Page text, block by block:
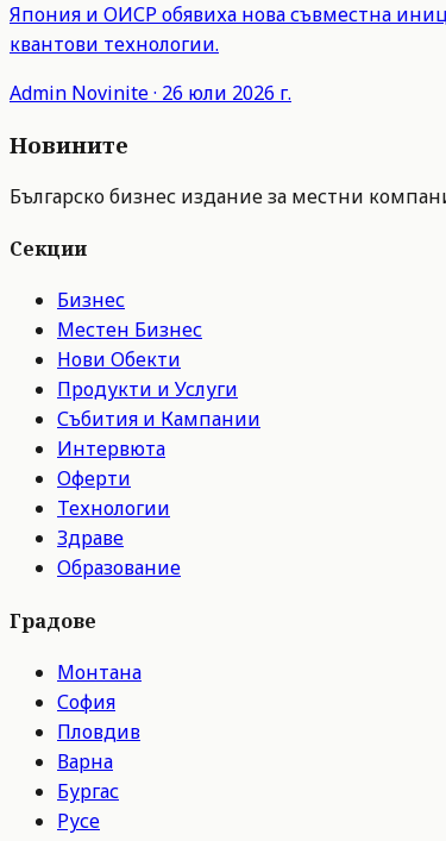
Япония и ОИСР обявиха нова съвместна
квантови технологии.
Admin Novinite· 26 юли 2026 г.
Новините
Българско бизнес издание за местни
Секции
Бизнес
Местен Бизнес
Нови Обекти
Продукти и Услуги
Събития и Кампании
Интервюта
Оферти
Технологии
Здраве
Образование
Градове
Монтана
София
Пловдив
Варна
Бургас
Русе